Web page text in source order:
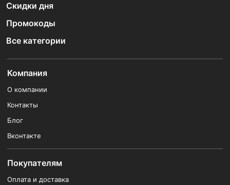
Скидки дня
Промокоды
Все категории
Компания
О компании
Контакты
Блог
Вконтакте
Покупателям
Оплата и доставка